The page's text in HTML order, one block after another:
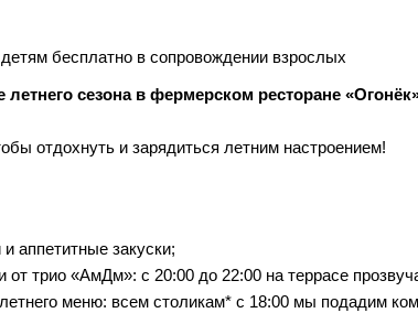
бесплатно в сопровождении взрослых
летнего сезона в фермерском ресторане
отдохнуть и зарядиться летним настроением!
аппетитные закуски;
от трио «АмДм»: с 20:00 до 22:00 на террасе
меню: всем столикам* с 18:00 мы подадим